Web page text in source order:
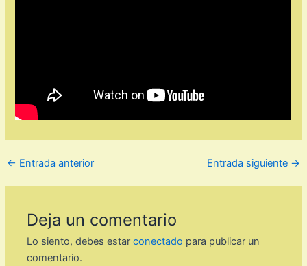
← Entrada anterior Entrada siguiente →
Deja un comentario
Lo siento, debes estarconectado para publicar un
comentario.